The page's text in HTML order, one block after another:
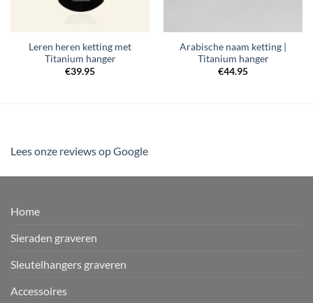
Leren heren ketting met
Titanium hanger
€39.95
Arabische naam ketting |
Titanium hanger
€44.95
Lees onze reviews op Google
Home
Sieraden graveren
Sleutelhangers graveren
Accessoires